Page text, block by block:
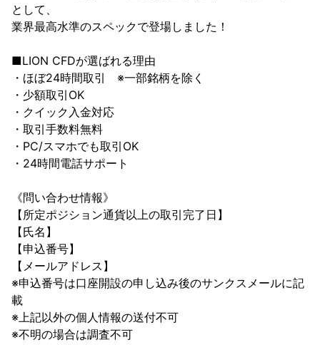
として、
業界最高水準のスペックで登場しました！
■LION CFDが選ばれる理由
・ほぼ24時間取引　※一部銘柄を除く
・少額取引OK
・クイック入金対応
・取引手数料無料
・PC/スマホでも取引OK
・24時間電話サポート
《問い合わせ情報》
【所定ポジション通貨以上の取引完了日】
【氏名】
【申込番号】
【メールアドレス】
※申込番号は口座開設の申し込み後のサンクスメールに記
載
※上記以外の個人情報の送付不可
※不明の場合は調査不可